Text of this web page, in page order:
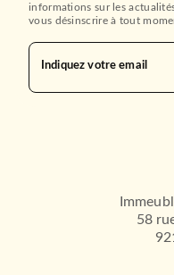
informations sur les
vous désinscrire à tout
Indiquez votre email
58